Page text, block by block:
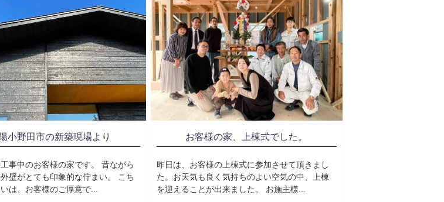
小野田市の新築現場より
事中のお客様の家です。 昔ながら
壁がとても印象的な佇まい。 こち
は、お客様のご厚意で...
お客様の家、上棟式でした。
昨日は、お客様の上棟式に参加させて頂きまし
た。お天気も良く気持ちのよい空気の中、上棟
を迎えることが出来ました。 お施主様...